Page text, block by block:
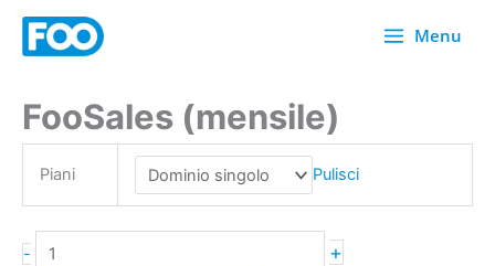
Menu
FooSales (mensile)
Piani Pulisci
-
FooSales
(Monthly)
quantità
+